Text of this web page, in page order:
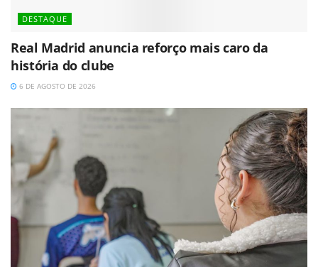
DESTAQUE
Real Madrid anuncia reforço mais caro da
história do clube
6 DE AGOSTO DE 2026